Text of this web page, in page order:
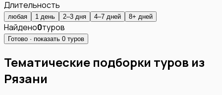
Длительность
любая 1 день 2–3 дня 4–7 дней 8+ дней
Найдено0туров
Готово · показать 0 туров
Тематические подборки туров из
Рязани